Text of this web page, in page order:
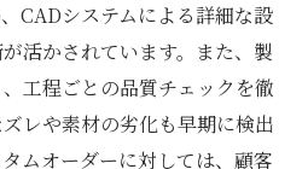
CADシステムによる詳細な設
活かされています。また、製
工程ごとの品質チェックを徹
レや素材の劣化も早期に検出
ムオーダーに対しては、顧客